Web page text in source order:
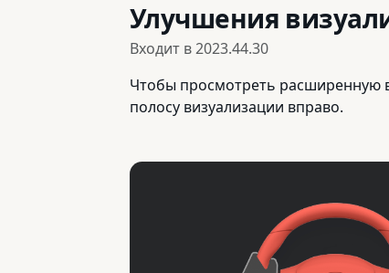
Улучшения
Входит в2023.44.30
Чтобы просмотреть расширенную
полосу визуализации вправо.